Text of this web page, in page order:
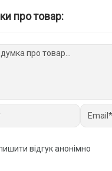
про товар:
відгук анонімно